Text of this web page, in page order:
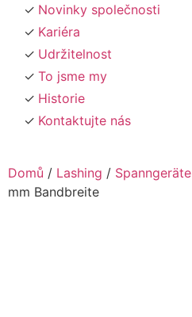
Novinky společnosti
Kariéra
Udržitelnost
To jsme my
Historie
Kontaktujte nás
Domů / Lashing / Spanngeräte
mm Bandbreite